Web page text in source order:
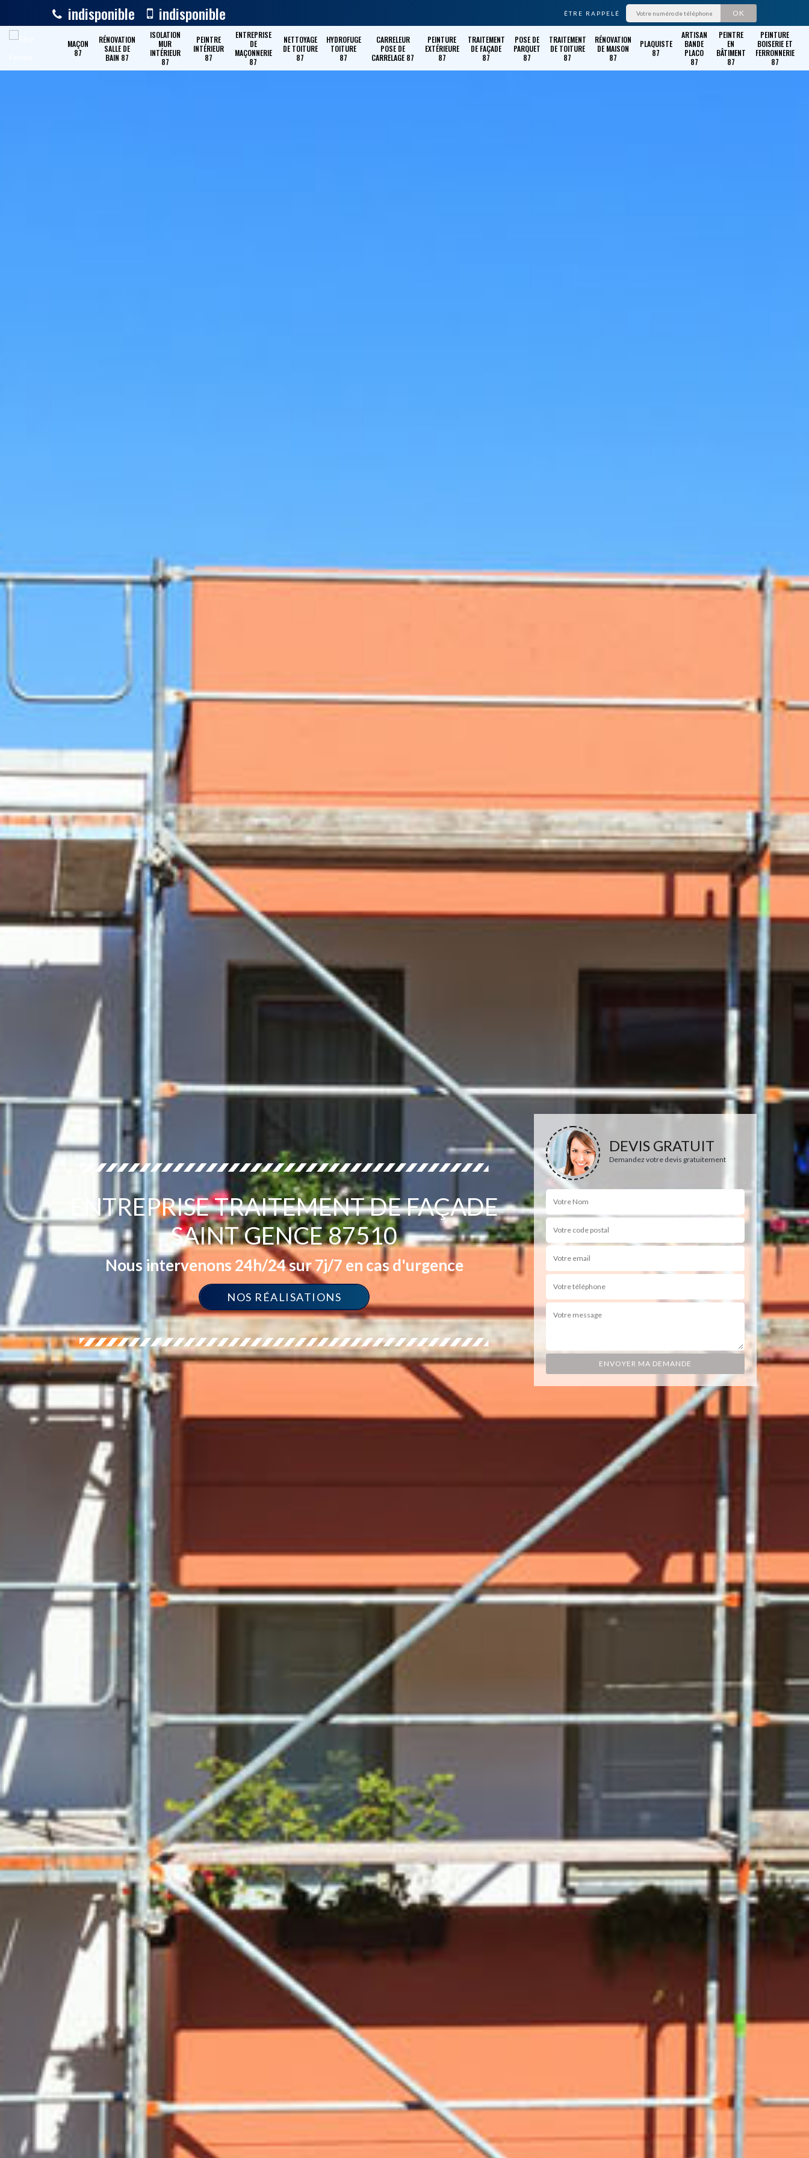
indisponible indisponible ÊTRE RAPPELÉ
MAÇON
87
RÉNOVATION
SALLE DE
BAIN 87
ISOLATION
MUR
INTÉRIEUR
87
PEINTRE
INTÉRIEUR
87
ENTREPRISE
DE
MAÇONNERIE
87
NETTOYAGE
DE TOITURE
87
HYDROFUGE
TOITURE
87
CARRELEUR
POSE DE
CARRELAGE 87
PEINTURE
EXTÉRIEURE
87
TRAITEMENT
DE FAÇADE
87
POSE DE
PARQUET
87
TRAITEMENT
DE TOITURE
87
RÉNOVATION
DE MAISON
87
PLAQUISTE
87
ARTISAN
BANDE
PLACO
87
PEINTRE
EN
BÂTIMENT
87
PEINTURE
BOISERIE ET
FERRONNERIE
87
ENTREPRISE TRAITEMENT DE FAÇADE
SAINT GENCE 87510
Nous intervenons 24h/24 sur 7j/7 en cas d'urgence
NOS RÉALISATIONS
DEVIS GRATUIT
Demandez votre devis gratuitement